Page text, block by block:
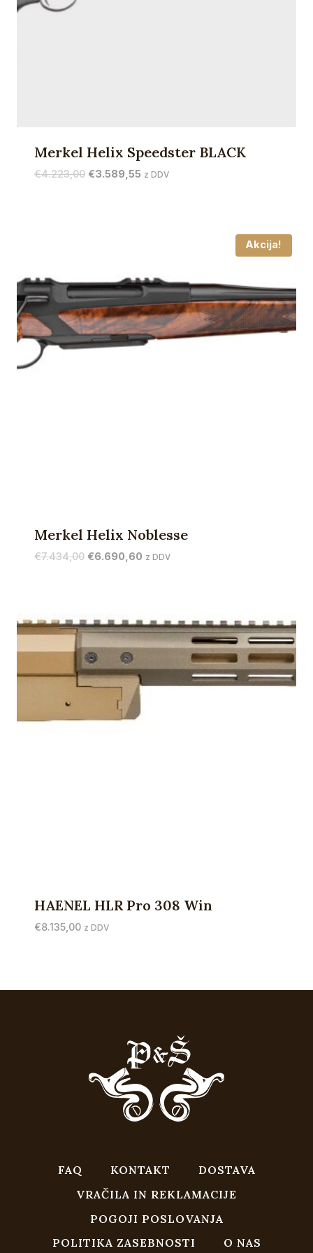
Merkel Helix Speedster BLACK
€4.223,00 Izvirna
€3.589,55Trenutna
z DDV
Akcija!
Merkel Helix Noblesse
€7.434,00 Izvirna
€7.434,00.
€6.690,60Trenutna
z DDV
HAENEL HLR Pro 308 Win
€8.135,00 z DDV
FAQ KONTAKT
DOSTAVA
VRAČILA IN REKLAMACIJE
POGOJI POSLOVANJA
POLITIKA ZASEBNOSTI
O NAS